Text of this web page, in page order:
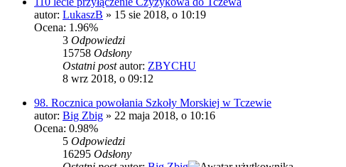
autor: LukaszB » 15 sie 2018, o 10:19
Ocena: 1.96%
3 Odpowiedzi
15758 Odsłony
Ostatni postautor: ZBYCHU
8 wrz 2018, o 09:12
98. Rocznica powołania Szkoły Morskiej w Tczewie
autor: Big Zbig » 22 maja 2018, o 10:16
Ocena: 0.98%
5 Odpowiedzi
16295 Odsłony